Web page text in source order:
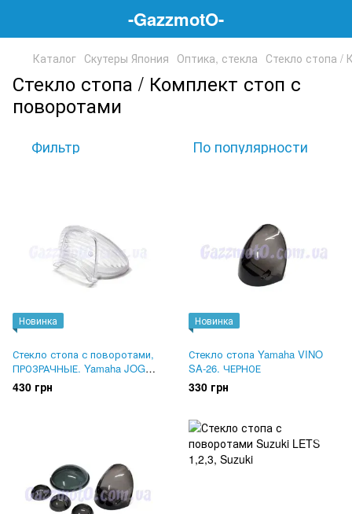
-GazzmotO-
Каталог Скутеры Япония Оптика, стекла Стекло стопа /
Стекло стопа / Комплект стоп с
поворотами
Фильтр По популярности
Новинка
Стекло стопа с поворотами,
ПРОЗРАЧНЫЕ. Yamaha JOG
SA-16
430 грн
Новинка
Стекло стопа Yamaha VINO
SA-26. ЧЕРНОЕ
330 грн